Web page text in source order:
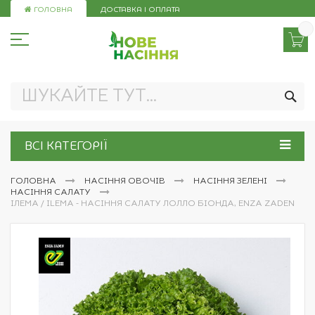
Skip
ГОЛОВНА ДОСТАВКА І ОПЛАТА
ВСІ КАТЕГОРІЇ
ГОЛОВНА НАСІННЯ ОВОЧІВ
НАСІННЯ ЗЕЛЕНІ
НАСІННЯ САЛАТУ
ІЛЕМА / ILEMA - НАСІННЯ САЛАТУ ЛОЛЛО БІОНДА, ENZA ZADEN
Перейти